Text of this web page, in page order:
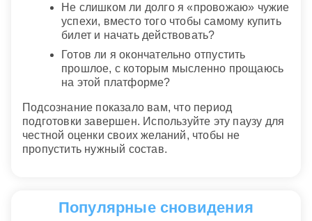
Не слишком ли долго я «провожаю» чужие
успехи, вместо того чтобы самому купить
билет и начать действовать?
Готов ли я окончательно отпустить
прошлое, с которым мысленно прощаюсь
на этой платформе?
Подсознание показало вам, что период
подготовки завершен. Используйте эту паузу для
честной оценки своих желаний, чтобы не
пропустить нужный состав.
Популярные сновидения